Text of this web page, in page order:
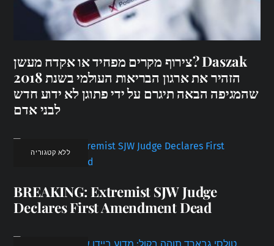
צירוף מקרים מפחיד או אקדח מעשן? Daszak
הזהיר את ארגון הבריאות העולמי בשנת 2018
שהמגיפה הבאה תיגרם על ידי פתוגן לא ידוע חדש
לבני אדם
ללא קטגוריה
BREAKING: Extremist SJW Judge
Declares First Amendment Dead